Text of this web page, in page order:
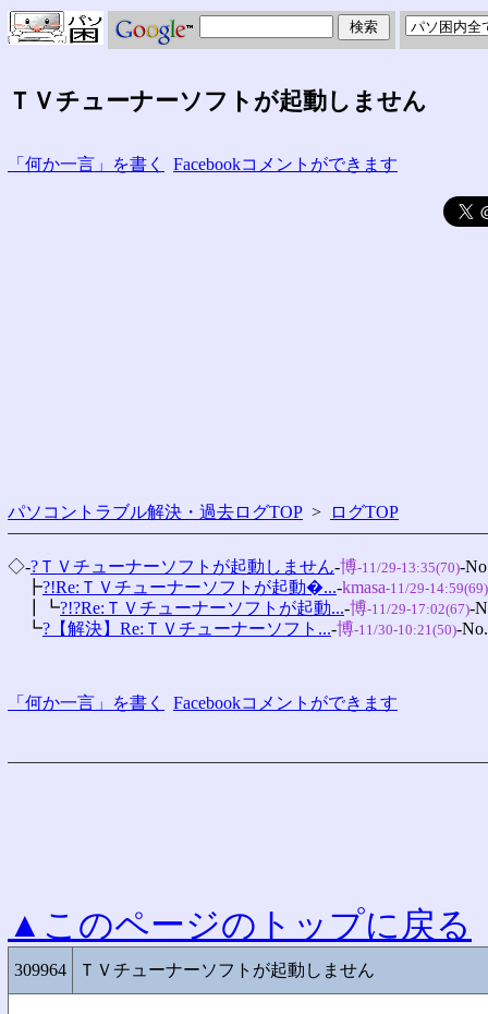
ＴＶチューナーソフトが起動しません
「何か一言」を書く Facebookコメントができます
パソコントラブル解決・過去ログTOP > ログTOP
◇-?ＴＶチューナーソフトが起動しません-博-11/29-13:35(70)-
┣?!Re:ＴＶチューナーソフトが起動�...-kmasa-11/29-14:59(69)
┃┗?!?Re:ＴＶチューナーソフトが起動...-博-11/29-17:02(67)-
┗?【解決】Re:ＴＶチューナーソフト...-博-11/30-10:21(50)-
「何か一言」を書く Facebookコメントができます
▲このページのトップに戻る
309964 ＴＶチューナーソフトが起動しません